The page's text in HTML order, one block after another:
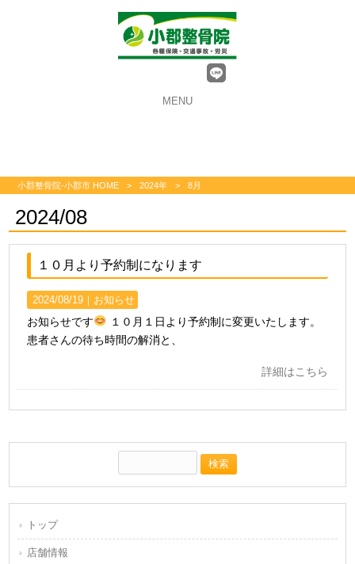
MENU
小郡整骨院-小郡市 HOME > 2024年 > 8月
2024/08
１０月より予約制になります
2024/08/19｜ お知らせ
お知らせです
１０月１日より予約制に変更いたします。
患者さんの待ち時間の解消と、
詳細はこちら
トップ
店舗情報